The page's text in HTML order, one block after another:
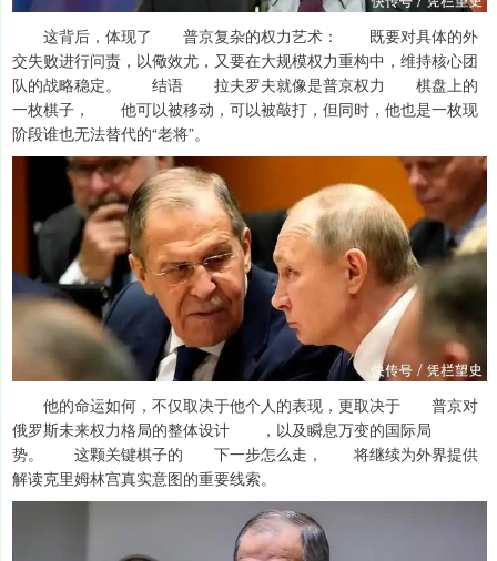
这背后，体现了 普京复杂的权力艺术： 既要对具体的外
交失败进行问责，以儆效尤，又要在大规模权力重构中，维持核心团
队的战略稳定。 结语 拉夫罗夫就像是普京权力 棋盘上的
一枚棋子， 他可以被移动，可以被敲打，但同时，他也是一枚现
阶段谁也无法替代的“老将”。
他的命运如何，不仅取决于他个人的表现，更取决于 普京对
俄罗斯未来权力格局的整体设计 ，以及瞬息万变的国际局
势。 这颗关键棋子的 下一步怎么走， 将继续为外界提供
解读克里姆林宫真实意图的重要线索。